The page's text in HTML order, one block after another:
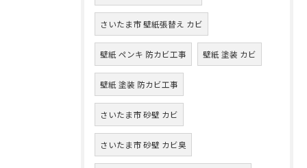
さいたま市 壁紙張替え カビ
壁紙 ペンキ 防カビ工事 壁紙 塗装 カビ
壁紙 塗装 防カビ工事
さいたま市 砂壁 カビ
さいたま市 砂壁 カビ臭